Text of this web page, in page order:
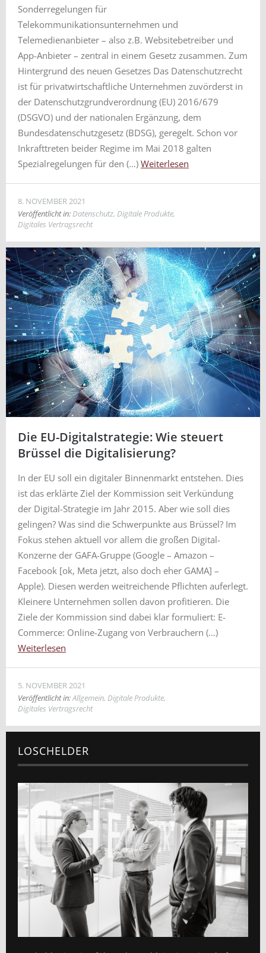
Sonderregelungen für
Telekommunikationsunternehmen und
Telemedienanbieter – also z.B. Websitebetreiber und
App-Anbieter – zentral in einem Gesetz zusammen. Zum
Hintergrund des neuen Gesetzes Das Datenschutzrecht
ist für privatwirtschaftliche Unternehmen zuvörderst in
der Datenschutzgrundverordnung (EU) 2016/679
(DSGVO) und der nationalen Ergänzung, dem
Bundesdatenschutzgesetz (BDSG), geregelt. Schon vor
Inkrafttreten beider Regime im Mai 2018 galten
Spezialregelungen für den (…) Weiterlesen
8. NOVEMBER 2021
Veröffentlicht in:Datenschutz, Digitale Produkte,
Digitales Vertragsrecht
Die EU-Digitalstrategie: Wie steuert
Brüssel die Digitalisierung?
In der EU soll ein digitaler Binnenmarkt entstehen. Dies
ist das erklärte Ziel der Kommission seit Verkündung
der Digital-Strategie im Jahr 2015. Aber wie soll dies
gelingen? Was sind die Schwerpunkte aus Brüssel? Im
Fokus stehen aktuell vor allem die großen Digital-
Konzerne der GAFA-Gruppe (Google – Amazon –
Facebook [ok, Meta jetzt, also doch eher GAMA] –
Apple). Diesen werden weitreichende Pflichten auferlegt.
Kleinere Unternehmen sollen davon profitieren. Die
Ziele der Kommission sind dabei klar formuliert: E-
Commerce: Online-Zugang von Verbrauchern (…)
Weiterlesen
5. NOVEMBER 2021
Veröffentlicht in:Allgemein, Digitale Produkte,
Digitales Vertragsrecht
LOSCHELDER